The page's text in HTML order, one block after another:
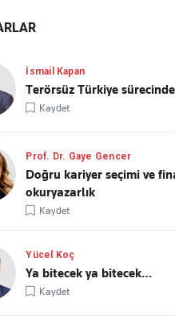
İsmail Kapan
Terörsüz Türkiye
Kaydet
Prof. Dr. Gaye Gencer
Doğru kariyer seçimi ve
okuryazarlık
Kaydet
Yücel Koç
Ya bitecek ya bitecek…
Kaydet